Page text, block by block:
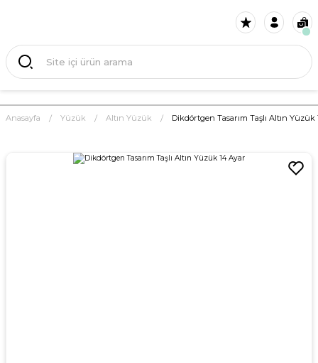
Anasayfa Yüzük Altın Yüzük Dikdörtgen Tasarım Taşlı Altın Yüzük